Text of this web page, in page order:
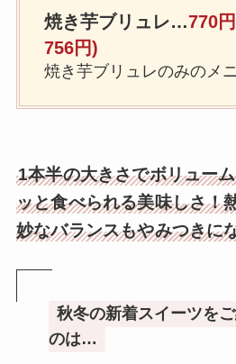
焼き芋ブリュレ…770円
756円)
焼き芋ブリュレのみのメ
1本半の大きさでボリュー
ッと食べられる美味しさ！
妙なバランスもやみつきに
秋冬の新着スイーツを
のは…